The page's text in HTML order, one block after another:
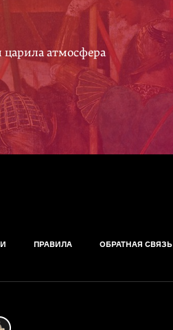
атмосфера
ПРАВИЛА ОБРАТНАЯ СВЯЗЬ